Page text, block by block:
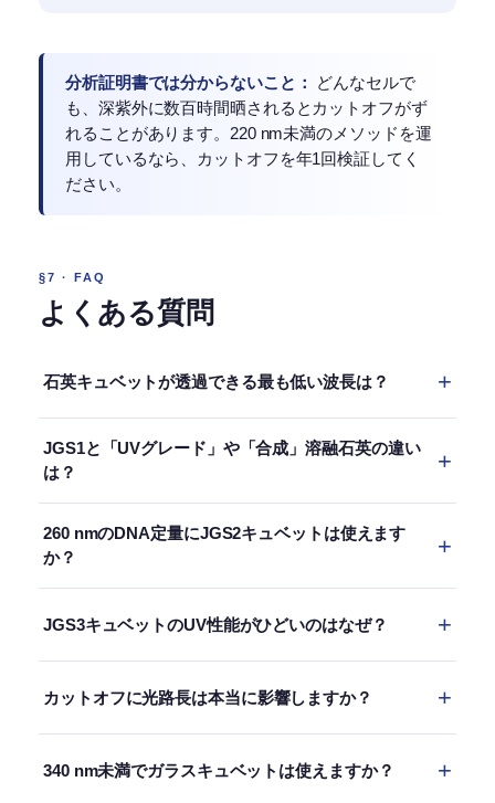
分析証明書では分からないこと：
どんなセルで
も、深紫外に数百時間晒されるとカットオフがず
れることがあります。220 nm未満のメソッドを運
用しているなら、カットオフを年1回検証してく
ださい。
§7 · FAQ
よくある質問
石英キュベットが透過できる最も低い波長は？
JGS1（深紫外グレード）は、10 mm光路・T = 50%
で約185 nmまで透過します。約165 nm未満では、
紫外の作業には、サファイア（約150 nm）、
MgF₂（約115 nm）、LiF（約105 nm）の窓に移る必
JGS1と「UVグレード」や「合成」溶融石英の違い
は？
JGS1は、火炎溶融で作られる深紫外グレード溶融
石英に対する中国国家規格（GB/T）の呼称です。
同じ大分類、すなわち火炎溶融・高OH・カットオ
フ約185 nmを指します。性能は数 nmの範囲で同等
で、違いはOH含有量をどれだけ厳密に管理するか
260 nmのDNA定量にJGS2キュベットは使えます
か？
し、日常的なA260測定ではJGS1と区別がつきませ
ん。同じワークフローで220 nmのペプチド結合も
読む必要がある場合や、測定中にDNAサンプルが殺
JGS3キュベットのUV性能がひどいのはなぜ？
JGS3はIR用にOHを除くため真空融着されますが、
同じ真空プロセスが200〜260 nm域を吸収する酸
素欠乏欠陥を生みます。JGS3はUV性能と引き換え
カットオフに光路長は本当に影響しますか？
のJGS1セルは、材料仕様が185 nmでも実用上のカ
340 nm未満でガラスキュベットは使えますか？